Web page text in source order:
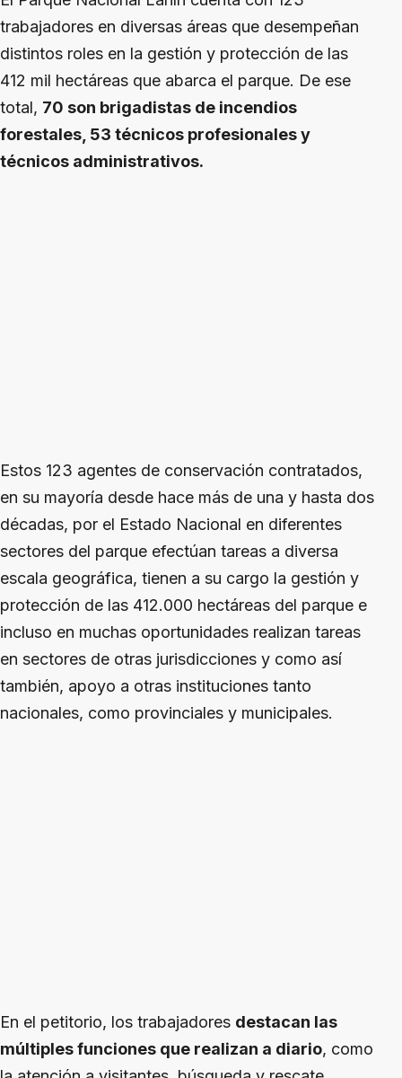
trabajadores en diversas áreas que desempeñan
distintos roles en la gestión y protección de las
412 mil hectáreas que abarca el parque. De ese
total, 70 son brigadistas de incendios
forestales, 53 técnicos profesionales y
técnicos administrativos.
Estos 123 agentes de conservación contratados,
en su mayoría desde hace más de una y hasta dos
décadas, por el Estado Nacional en diferentes
sectores del parque efectúan tareas a diversa
escala geográfica, tienen a su cargo la gestión y
protección de las 412.000 hectáreas del parque e
incluso en muchas oportunidades realizan tareas
en sectores de otras jurisdicciones y como así
también, apoyo a otras instituciones tanto
nacionales, como provinciales y municipales.
En el petitorio, los trabajadores destacan las
múltiples funciones que realizan a diario, como